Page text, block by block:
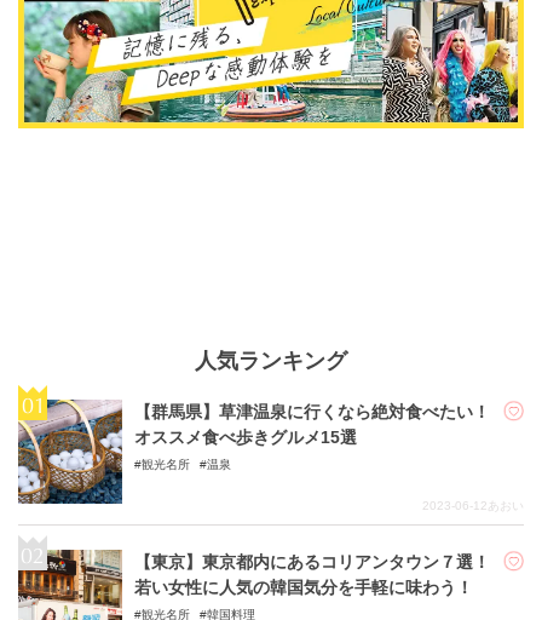
人気ランキング
【群馬県】草津温泉に行くなら絶対食べたい！
オススメ食べ歩きグルメ15選
観光名所 温泉
2023-06-12あおい
【東京】東京都内にあるコリアンタウン７選！
若い女性に人気の韓国気分を手軽に味わう！
観光名所 韓国料理